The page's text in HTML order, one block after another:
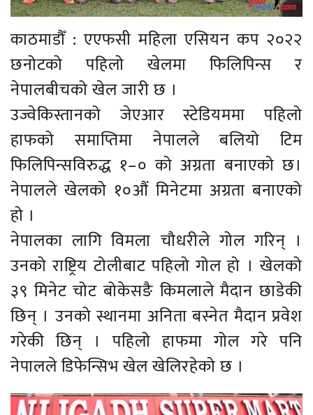
काठमाडौँ : एएफसी महिला एसियन कप २०२२
छनोटको पहिलो खेलमा फिलिपिन्स र
नेपालबीचको खेल जारी छ ।
उज्वेकिस्तानको जेएआर स्टेडियममा पहिलो
हाफको समाप्तिमा नेपालले बलियो टिम
फिलिपिन्सविरुद्ध १–० को अग्रता बनाएको छ।
नेपालले खेलको १०औं मिनेटमा अग्रता बनाएको
हो ।
नेपालका लागि विमला चौधरीले गोल गरिन् ।
उनको राष्ट्रिय टोलीबाट पहिलो गोल हो । खेलको
३९ मिनेट चोट बोकेसङै किमलाले मैदान छाडेकी
छिन् । उनको स्थानमा अनिता बस्नेत मैदान प्रवेश
गरेकी छिन् । पहिलो हाफमा गोल गरे पनि
नेपालले डिफेन्सिभ खेल खेलिरहेको छ ।